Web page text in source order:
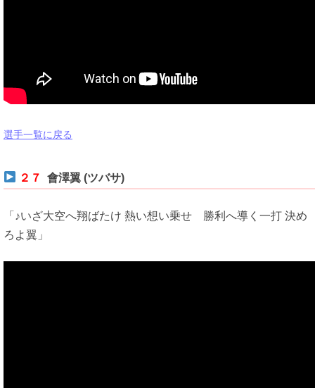
選手一覧に戻る
２７ 會澤翼 (ツバサ)
「♪いざ大空へ翔ばたけ 熱い想い乗せ 勝利へ導く一打 決め
ろよ翼」